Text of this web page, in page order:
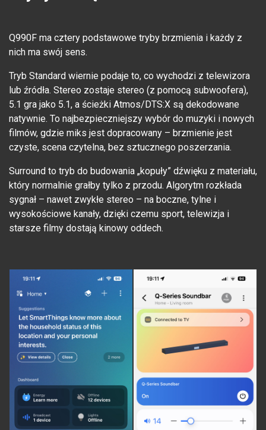
Q990F ma cztery podstawowe tryby brzmienia i każdy z
nich ma swój sens.
Tryb Standard wiernie podaje to, co wychodzi z telewizora
lub źródła. Stereo zostaje stereo (z pomocą subwoofera),
5.1 gra jako 5.1, a ścieżki Atmos/DTS:X są dekodowane
natywnie. To najbezpieczniejszy wybór do muzyki i nowych
filmów, gdzie miks jest dopracowany – brzmienie jest
czyste, scena czytelna, bez sztucznego poszerzania.
Surround to tryb do budowania „kopuły” dźwięku z materiału,
który normalnie grałby tylko z przodu. Algorytm rozkłada
sygnał – nawet zwykłe stereo – na boczne, tylne i
wysokościowe kanały, dzięki czemu sport, telewizja i
starsze filmy dostają kinowy oddech.